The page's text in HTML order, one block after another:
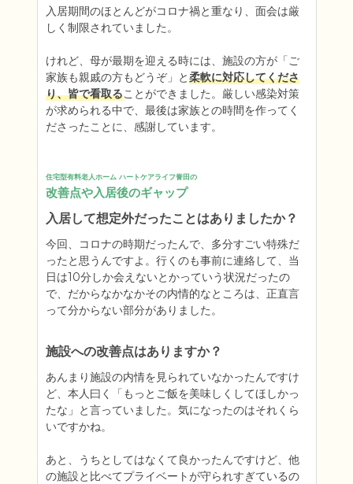
入居期間のほとんどがコロナ禍と重なり、面会は厳
しく制限されていました。
けれど、母が最期を迎える時には、施設の方が「ご
家族も親戚の方もどうぞ」と柔軟に対応してくださ
り、皆で看取ることができました。厳しい感染対策
が求められる中で、最後は家族との時間を作ってく
ださったことに、感謝しています。
住宅型有料老人ホーム ハートケアライフ誉田の
改善点や入居後のギャップ
入居して想定外だったことはありましたか？
今回、コロナの時期だったんで、多分すごい特殊だ
ったと思うんですよ。行くのも事前に連絡して、当
日は10分しか会えないとかっていう状況だったの
で、だからなかなかその内情的なところは、正直言
って分からない部分がありました。
施設への改善点はありますか？
あんまり施設の内情を見られていなかったんですけ
ど、本人曰く「もっとご飯を美味しくしてほしかっ
たな」と言っていました。気になったのはそれくら
いですかね。
あと、うちとしてはなくて良かったんですけど、他
の施設と比べてプライベートが守られすぎているの